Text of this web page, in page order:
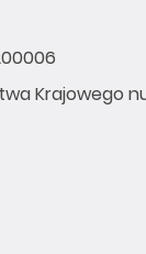
Krajowego